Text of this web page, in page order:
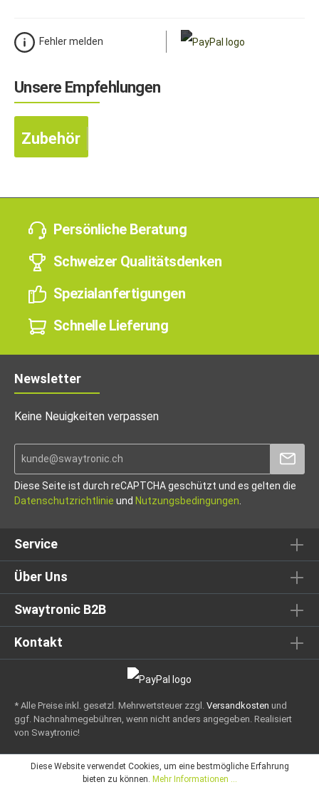
Fehler melden
Unsere Empfehlungen
Zubehör
Persönliche Beratung
Schweizer Qualitätsdenken
Spezialanfertigungen
Schnelle Lieferung
Newsletter
Keine Neuigkeiten verpassen
Diese Seite ist durch reCAPTCHA geschützt und es gelten die
Datenschutzrichtlinie und Nutzungsbedingungen
Service
Über Uns
Swaytronic B2B
Kontakt
* Alle Preise inkl. gesetzl. Mehrwertsteuer zzgl. Versandkosten und
ggf. Nachnahmegebühren, wenn nicht anders angegeben. Realisiert
von Swaytronic!
Diese Website verwendet Cookies, um eine bestmögliche Erfahrung
bieten zu können. Mehr Informationen ...